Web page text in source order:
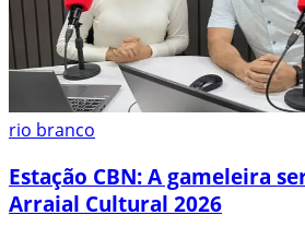
rio branco
Estação CBN: A gameleira
Arraial Cultural 2026